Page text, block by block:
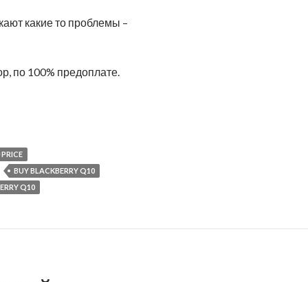
какие то проблемы –
по 100% предоплате.
BUY BLACKBERRY Q10
Q10